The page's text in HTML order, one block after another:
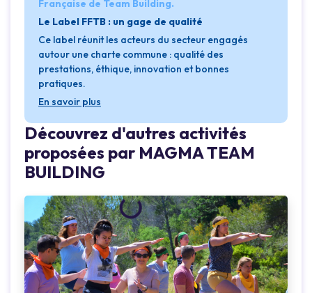
Française de Team Building.
Le Label FFTB : un gage de qualité
Ce label réunit les acteurs du secteur engagés
autour une charte commune : qualité des
prestations, éthique, innovation et bonnes
pratiques.
En savoir plus
Découvrez d'autres activités
proposées par MAGMA TEAM
BUILDING
Loading...